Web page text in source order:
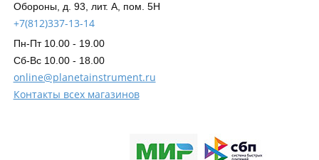
Обороны, д. 93, лит. А, пом. 5Н
+7(812)337-13-14
Пн-Пт 10.00 - 19.00
Сб-Вс 10.00 - 18.00
online@planetainstrument.ru
Контакты всех магазинов